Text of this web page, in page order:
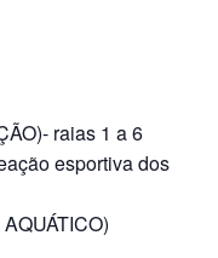
raias 1 a 6
esportiva dos